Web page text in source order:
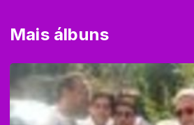
Mais álbuns